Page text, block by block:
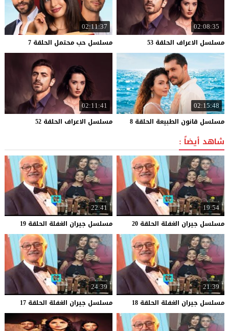
02:08:35
مسلسل الاعراف الحلقة 53
02:11:37
مسلسل حب محتمل الحلقة 7
02:15:48
مسلسل قانون الطبيعة الحلقة 8
02:11:41
مسلسل الاعراف الحلقة 52
شاهد أيضاً :
19:54
مسلسل جيران الغفلة الحلقة 20
22:41
مسلسل جيران الغفلة الحلقة 19
21:39
مسلسل جيران الغفلة الحلقة 18
24:39
مسلسل جيران الغفلة الحلقة 17